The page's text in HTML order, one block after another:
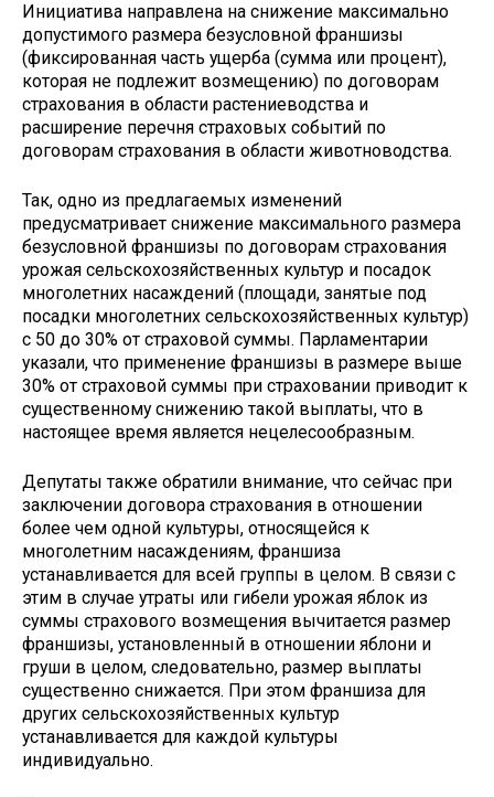
Инициатива направлена на снижение максимально
допустимого размера безусловной франшизы
(фиксированная часть ущерба (сумма или процент),
которая не подлежит возмещению) по договорам
страхования в области растениеводства и
расширение перечня страховых событий по
договорам страхования в области животноводства.
Так, одно из предлагаемых изменений
предусматривает снижение максимального размера
безусловной франшизы по договорам страхования
урожая сельскохозяйственных культур и посадок
многолетних насаждений (площади, занятые под
посадки многолетних сельскохозяйственных культур)
с 50 до 30% от страховой суммы. Парламентарии
указали, что применение франшизы в размере выше
30% от страховой суммы при страховании приводит к
существенному снижению такой выплаты, что в
настоящее время является нецелесообразным.
Депутаты также обратили внимание, что сейчас при
заключении договора страхования в отношении
более чем одной культуры, относящейся к
многолетним насаждениям, франшиза
устанавливается для всей группы в целом. В связи с
этим в случае утраты или гибели урожая яблок из
суммы страхового возмещения вычитается размер
франшизы, установленный в отношении яблони и
груши в целом, следовательно, размер выплаты
существенно снижается. При этом франшиза для
других сельскохозяйственных культур
устанавливается для каждой культуры
индивидуально.